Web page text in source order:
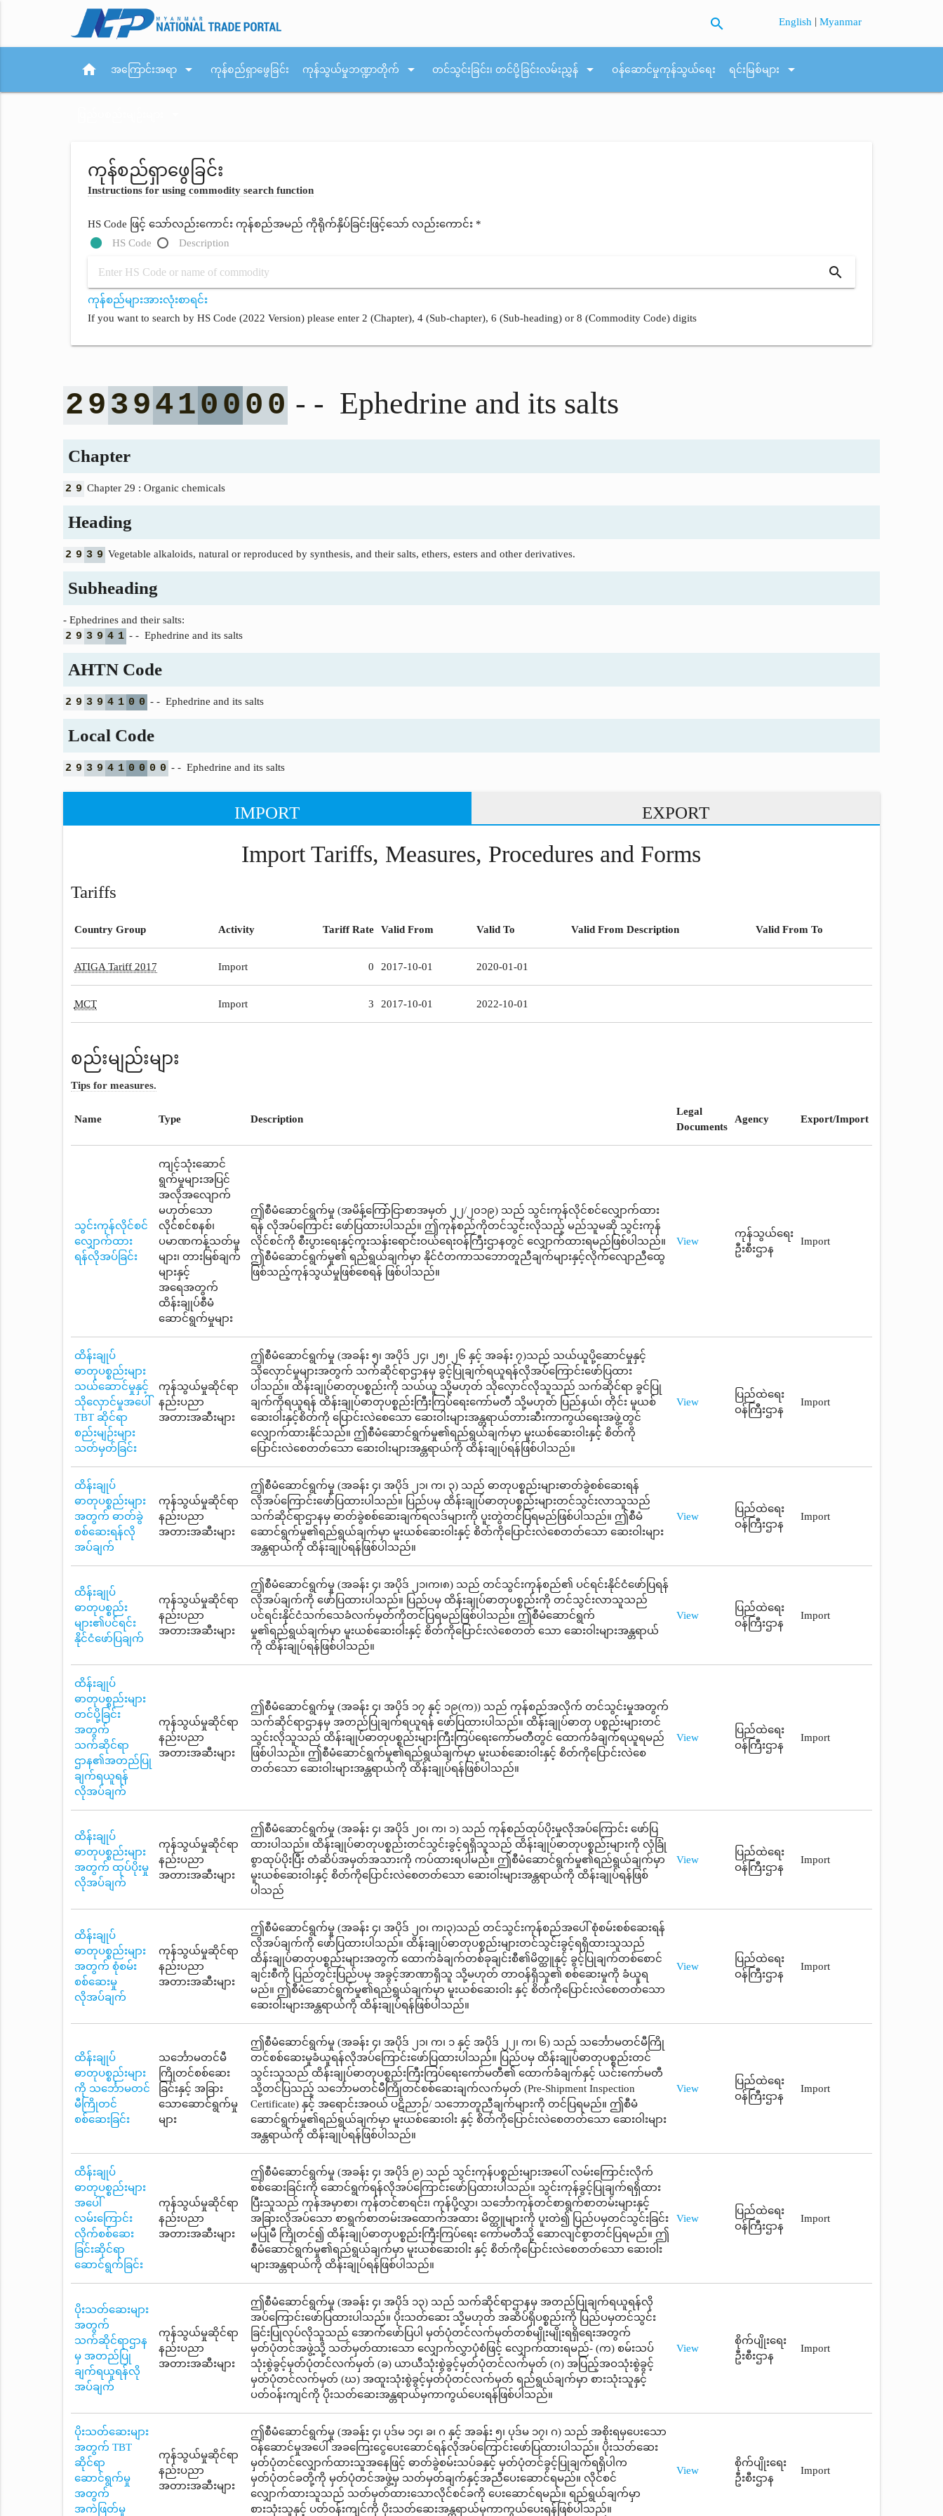
search English |Myanmar
home အကြောင်းအရာ arrow_drop_down ကုန်စည်ရှာဖွေခြင်း ကုန်သွယ်မှုဘဏ္ဍာတိုက် arrow_drop_down တင်သွင်းခြင်း၊ တင်ပို့ခြင်းလမ်းညွှန် arrow_drop_down ဝန်ဆောင်မှုကုန်သွယ်ရေး ရင်းမြစ်များ arrow_drop_down
ကုန်စည်ရှာဖွေခြင်း
Instructions for using commodity search function
HS Code ဖြင့် သော်လည်းကောင်း ကုန်စည်အမည် ကိုရိုက်နှိပ်ခြင်းဖြင့်သော် လည်းကောင်း *
HS Code
Description
search
ကုန်စည်များအားလုံးစာရင်း
If you want to search by HS Code (2022 Version) please enter 2 (Chapter), 4 (Sub-chapter), 6 (Sub-heading) or 8 (Commodity Code) digits
2 9 394 10 0 0 0 - - Ephedrine and its salts
Chapter
2 9 Chapter 29 : Organic chemicals
Heading
2 9 3 9 Vegetable alkaloids, natural or reproduced by synthesis, and their salts, ethers, esters and other derivatives.
Subheading
- Ephedrines and their salts:
2 9 3 9 4 1 - - Ephedrine and its salts
AHTN Code
2 9 3 9 4 1 0 0 - - Ephedrine and its salts
Local Code
2 9 3 9 4 1 0 0 0 0 - - Ephedrine and its salts
IMPORT EXPORT
Import Tariffs, Measures, Procedures and Forms
Tariffs
Country Group Activity Tariff Rate Valid From Valid To Valid From Description Valid From To
ATIGA Tariff 2017 Import 0 2017-10-01 2020-01-01
MCT Import 3 2017-10-01 2022-10-01
စည်းမျည်းများ
Tips for measures.
Name Type Description
Legal
Documents
Agency Export/Import
သွင်းကုန်လိုင်စင်
လျှောက်ထား
ရန်လိုအပ်ခြင်း
ကျင့်သုံးဆောင်
ရွက်မှုများအပြင်
အလိုအလျောက်
မဟုတ်သော
လိုင်စင်စနစ်၊
ပမာဏကန့်သတ်မှု
များ၊ တားမြစ်ချက်
များနှင့်
အရေအတွက်
ထိန်းချုပ်စီမံ
ဆောင်ရွက်မှုများ
ဤစီမံဆောင်ရွက်မှု (အမိန့်ကြော်ငြာစာအမှတ် ၂၂/၂၀၁၉) သည် သွင်းကုန်လိုင်စင်လျှောက်ထား
ရန် လိုအပ်ကြောင်း ဖော်ပြထားပါသည်။ ဤကုန်စည်ကိုတင်သွင်းလိုသည့် မည်သူမဆို သွင်းကုန်
လိုင်စင်ကို စီးပွားရေးနှင့်ကူးသန်းရောင်းဝယ်ရေးဝန်ကြီးဌာနတွင် လျှောက်ထားရမည်ဖြစ်ပါသည်။
ဤစီမံဆောင်ရွက်မှု၏ ရည်ရွယ်ချက်မှာ နိုင်ငံတကာသဘောတူညီချက်များနှင့်လိုက်လျောညီထွေ
ဖြစ်သည့်ကုန်သွယ်မှုဖြစ်စေရန် ဖြစ်ပါသည်။
View
ကုန်သွယ်ရေး
ဦးစီးဌာန
Import
ထိန်းချုပ်
ဓာတုပစ္စည်းများ
သယ်ဆောင်မှုနှင့်
သိုလှောင်မှုအပေါ်
TBT ဆိုင်ရာ
စည်းမျဉ်းများ
သတ်မှတ်ခြင်း
ကုန်သွယ်မှုဆိုင်ရာ
နည်းပညာ
အတားအဆီးများ
ဤစီမံဆောင်ရွက်မှု (အခန်း ၅၊ အပိုဒ် ၂၄၊ ၂၅၊ ၂၆ နှင့် အခန်း ၇)သည် သယ်ယူပို့ဆောင်မှုနှင့်
သိုလှောင်မှုများအတွက် သက်ဆိုင်ရာဌာနမှ ခွင့်ပြုချက်ရယူရန်လိုအပ်ကြောင်းဖော်ပြထား
ပါသည်။ ထိန်းချုပ်ဓာတုပစ္စည်းကို သယ်ယူ သို့မဟုတ် သိုလှောင်လိုသူသည် သက်ဆိုင်ရာ ခွင်ပြု
ချက်ကိုရယူရန် ထိန်းချုပ်ဓာတုပစ္စည်းကြီးကြပ်ရေးကော်မတီ သို့မဟုတ် ပြည်နယ်၊ တိုင်း မူယစ်
ဆေးဝါးနှင့်စိတ်ကို ပြောင်းလဲစေသော ဆေးဝါးများအန္တရာယ်တားဆီးကာကွယ်ရေးအဖွဲ့တွင်
လျှောက်ထားနိုင်သည်။ ဤစီမံဆောင်ရွက်မှု၏ရည်ရွယ်ချက်မှာ မူးယစ်ဆေးဝါးနှင့် စိတ်ကို
ပြောင်းလဲစေတတ်သော ဆေးဝါးများအန္တရာယ်ကို ထိန်းချုပ်ရန်ဖြစ်ပါသည်။
View
ပြည်ထဲရေး
ဝန်ကြီးဌာန
Import
ထိန်းချုပ်
ဓာတုပစ္စည်းများ
အတွက် ဓာတ်ခွဲ
စစ်ဆေးရန်လို
အပ်ချက်
ကုန်သွယ်မှုဆိုင်ရာ
နည်းပညာ
အတားအဆီးများ
ဤစီမံဆောင်ရွက်မှု (အခန်း ၄၊ အပိုဒ် ၂၁၊ က၊ ၃) သည် ဓာတုပစ္စည်းများဓာတ်ခွဲစစ်ဆေးရန်
လိုအပ်ကြောင်းဖော်ပြထားပါသည်။ ပြည်ပမှ ထိန်းချုပ်ဓာတုပစ္စည်းများတင်သွင်းလာသူသည်
သက်ဆိုင်ရာဌာနမှ ဓာတ်ခွဲစစ်ဆေးချက်ရလဒ်များကို ပူးတွဲတင်ပြရမည်ဖြစ်ပါသည်။ ဤစီမံ
ဆောင်ရွက်မှု၏ရည်ရွယ်ချက်မှာ မူးယစ်ဆေးဝါးနှင့် စိတ်ကိုပြောင်းလဲစေတတ်သော ဆေးဝါးများ
အန္တရာယ်ကို ထိန်းချုပ်ရန်ဖြစ်ပါသည်။
View
ပြည်ထဲရေး
ဝန်ကြီးဌာန
Import
ထိန်းချုပ်
ဓာတုပစ္စည်း
များ၏ပင်ရင်း
နိုင်ငံဖော်ပြချက်
ကုန်သွယ်မှုဆိုင်ရာ
နည်းပညာ
အတားအဆီးများ
ဤစီမံဆောင်ရွက်မှု (အခန်း ၄၊ အပိုဒ် ၂၁၊က၊၈) သည် တင်သွင်းကုန်စည်၏ ပင်ရင်းနိုင်ငံဖော်ပြရန်
လိုအပ်ချက်ကို ဖော်ပြထားပါသည်။ ပြည်ပမှ ထိန်းချုပ်ဓာတုပစ္စည်းကို တင်သွင်းလာသူသည်
ပင်ရင်းနိုင်ငံသက်သေခံလက်မှတ်ကိုတင်ပြရမည်ဖြစ်ပါသည်။ ဤစီမံဆောင်ရွက်
မှု၏ရည်ရွယ်ချက်မှာ မူးယစ်ဆေးဝါးနှင့် စိတ်ကိုပြောင်းလဲစေတတ် သော ဆေးဝါးများအန္တရာယ်
ကို ထိန်းချုပ်ရန်ဖြစ်ပါသည်။
View
ပြည်ထဲရေး
ဝန်ကြီးဌာန
Import
ထိန်းချုပ်
ဓာတုပစ္စည်းများ
တင်ပို့ခြင်း
အတွက်
သက်ဆိုင်ရာ
ဌာန၏အတည်ပြု
ချက်ရယူရန်
လိုအပ်ချက်
ကုန်သွယ်မှုဆိုင်ရာ
နည်းပညာ
အတားအဆီးများ
ဤစီမံဆောင်ရွက်မှု (အခန်း ၄၊ အပိုဒ် ၁၇ နှင့် ၁၉(က)) သည် ကုန်စည်အလိုက် တင်သွင်းမှုအတွက်
သက်ဆိုင်ရာဌာနမှ အတည်ပြုချက်ရယူရန် ဖော်ပြထားပါသည်။ ထိန်းချုပ်ဓာတု ပစ္စည်းများတင်
သွင်းလိုသူသည် ထိန်းချုပ်ဓာတုပစ္စည်းများကြီးကြပ်ရေးကော်မတီတွင် ထောက်ခံချက်ရယူရမည်
ဖြစ်ပါသည်။ ဤစီမံဆောင်ရွက်မှု၏ရည်ရွယ်ချက်မှာ မူးယစ်ဆေးဝါးနှင့် စိတ်ကိုပြောင်းလဲစေ
တတ်သော ဆေးဝါးများအန္တရာယ်ကို ထိန်းချုပ်ရန်ဖြစ်ပါသည်။
View
ပြည်ထဲရေး
ဝန်ကြီးဌာန
Import
ထိန်းချုပ်
ဓာတုပစ္စည်းများ
အတွက် ထုပ်ပိုးမှု
လိုအပ်ချက်
ကုန်သွယ်မှုဆိုင်ရာ
နည်းပညာ
အတားအဆီးများ
ဤစီမံဆောင်ရွက်မှု (အခန်း ၄၊ အပိုဒ် ၂၀၊ က၊ ၁) သည် ကုန်စည်ထုပ်ပိုးမှုလိုအပ်ကြောင်း ဖော်ပြ
ထားပါသည်။ ထိန်းချုပ်ဓာတုပစ္စည်းတင်သွင်းခွင့်ရရှိသူသည် ထိန်းချုပ်ဓာတုပစ္စည်းများကို လုံခြုံ
စွာထုပ်ပိုးပြီး တံဆိပ်အမှတ်အသားကို ကပ်ထားရပါမည်။ ဤစီမံဆောင်ရွက်မှု၏ရည်ရွယ်ချက်မှာ
မူးယစ်ဆေးဝါးနှင့် စိတ်ကိုပြောင်းလဲစေတတ်သော ဆေးဝါးများအန္တရာယ်ကို ထိန်းချုပ်ရန်ဖြစ်
ပါသည်
View
ပြည်ထဲရေး
ဝန်ကြီးဌာန
Import
ထိန်းချုပ်
ဓာတုပစ္စည်းများ
အတွက် စုံစမ်း
စစ်ဆေးမှု
လိုအပ်ချက်
ကုန်သွယ်မှုဆိုင်ရာ
နည်းပညာ
အတားအဆီးများ
ဤစီမံဆောင်ရွက်မှု (အခန်း ၄၊ အပိုဒ် ၂၀၊ က၊၃)သည် တင်သွင်းကုန်စည်အပေါ် စုံစမ်းစစ်ဆေးရန်
လိုအပ်ချက်ကို ဖော်ပြထားပါသည်။ ထိန်းချုပ်ဓာတုပစ္စည်းများတင်သွင်းခွင့်ရရှိထားသူသည်
ထိန်းချုပ်ဓာတုပစ္စည်းများအတွက် ထောက်ခံချက်တစ်ခုချင်းစီ၏မိတ္ထူနှင့် ခွင့်ပြုချက်တစ်စောင်
ချင်းစီကို ပြည်တွင်းပြည်ပမှ အခွင့်အာဏာရှိသူ သို့မဟုတ် တာဝန်ရှိသူ၏ စစ်ဆေးမှုကို ခံယူရ
မည်။ ဤစီမံဆောင်ရွက်မှု၏ရည်ရွယ်ချက်မှာ မူးယစ်ဆေးဝါး နှင့် စိတ်ကိုပြောင်းလဲစေတတ်သော
ဆေးဝါးများအန္တရာယ်ကို ထိန်းချုပ်ရန်ဖြစ်ပါသည်။
View
ပြည်ထဲရေး
ဝန်ကြီးဌာန
Import
ထိန်းချုပ်
ဓာတုပစ္စည်းများ
ကို သင်္ဘောမတင်
မီကြိုတင်
စစ်ဆေးခြင်း
သင်္ဘောမတင်မီ
ကြိုတင်စစ်ဆေး
ခြင်းနှင့် အခြား
သောဆောင်ရွက်မှု
များ
ဤစီမံဆောင်ရွက်မှု (အခန်း ၄၊ အပိုဒ် ၂၁၊ က၊ ၁ နှင့် အပိုဒ် ၂၂၊ က၊ ၆) သည် သင်္ဘောမတင်မီကြို
တင်စစ်ဆေးမှုခံယူရန်လိုအပ်ကြောင်းဖော်ပြထားပါသည်။ ပြည်ပမှ ထိန်းချုပ်ဓာတုပစ္စည်းတင်
သွင်းသူသည် ထိန်းချုပ်ဓာတုပစ္စည်းကြီးကြပ်ရေးကော်မတီ၏ ထောက်ခံချက်နှင့် ယင်းကော်မတီ
သို့တင်ပြသည့် သင်္ဘောမတင်မီကြိုတင်စစ်ဆေးချက်လက်မှတ် (Pre-Shipment Inspection
Certificate) နှင့် အရောင်းအဝယ် ပဋိညာဉ်/ သဘောတူညီချက်များကို တင်ပြရမည်။ ဤစီမံ
ဆောင်ရွက်မှု၏ရည်ရွယ်ချက်မှာ မူးယစ်ဆေးဝါး နှင့် စိတ်ကိုပြောင်းလဲစေတတ်သော ဆေးဝါးများ
အန္တရာယ်ကို ထိန်းချုပ်ရန်ဖြစ်ပါသည်။
View
ပြည်ထဲရေး
ဝန်ကြီးဌာန
Import
ထိန်းချုပ်
ဓာတုပစ္စည်းများ
အပေါ်
လမ်းကြောင်း
လိုက်စစ်ဆေး
ခြင်းဆိုင်ရာ
ဆောင်ရွက်ခြင်း
ကုန်သွယ်မှုဆိုင်ရာ
နည်းပညာ
အတားအဆီးများ
ဤစီမံဆောင်ရွက်မှု (အခန်း ၄၊ အပိုဒ် ၉) သည် သွင်းကုန်ပစ္စည်းများအပေါ် လမ်းကြောင်းလိုက်
စစ်ဆေးခြင်းကို ဆောင်ရွက်ရန်လိုအပ်ကြောင်းဖော်ပြထားပါသည်။ သွင်းကုန်ခွင့်ပြုချက်ရရှိထား
ပြီးသူသည် ကုန်အမှာစာ၊ ကုန်တင်စာရင်း၊ ကုန်ပို့လွှာ၊ သင်္ဘောကုန်တင်စာရွက်စာတမ်းများနှင့်
အခြားလိုအပ်သော စာရွက်စာတမ်းအထောက်အထား မိတ္ထူများကို ပူးတဲ၍ ပြည်ပမှတင်သွင်းခြင်း
မပြုမီ ကြိုတင်၍ ထိန်းချုပ်ဓာတုပစ္စည်းကြီးကြပ်ရေး ကော်မတီသို့ ဆောလျင်စွာတင်ပြရမည်။ ဤ
စီမံဆောင်ရွက်မှု၏ရည်ရွယ်ချက်မှာ မူးယစ်ဆေးဝါး နှင့် စိတ်ကိုပြောင်းလဲစေတတ်သော ဆေးဝါး
များအန္တရာယ်ကို ထိန်းချုပ်ရန်ဖြစ်ပါသည်။
View
ပြည်ထဲရေး
ဝန်ကြီးဌာန
Import
ပိုးသတ်ဆေးများ
အတွက်
သက်ဆိုင်ရာဌာန
မှ အတည်ပြု
ချက်ရယူရန်လို
အပ်ချက်
ကုန်သွယ်မှုဆိုင်ရာ
နည်းပညာ
အတားအဆီးများ
ဤစီမံဆောင်ရွက်မှု (အခန်း ၄၊ အပိုဒ် ၁၃) သည် သက်ဆိုင်ရာဌာနမှ အတည်ပြုချက်ရယူရန်လို
အပ်ကြောင်းဖော်ပြထားပါသည်။ ပိုးသတ်ဆေး သို့မဟုတ် အဆိပ်ရှိပစ္စည်းကို ပြည်ပမှတင်သွင်း
ခြင်းပြုလုပ်လိုသူသည် အောက်ဖော်ပြပါ မှတ်ပုံတင်လက်မှတ်တစ်မျိုးမျိုးရရှိရေးအတွက်
မှတ်ပုံတင်အဖွဲ့သို့ သတ်မှတ်ထားသော လျှောက်လွှာပုံစံဖြင့် လျှောက်ထားရမည်- (က) စမ်းသပ်
သုံးစွဲခွင့်မှတ်ပုံတင်လက်မှတ် (ခ) ယာယီသုံးစွဲခွင့်မှတ်ပုံတင်လက်မှတ် (ဂ) အပြည့်အဝသုံးစွဲခွင့်
မှတ်ပုံတင်လက်မှတ် (ဃ) အထူးသုံးစွဲခွင့်မှတ်ပုံတင်လက်မှတ် ရည်ရွယ်ချက်မှာ စားသုံးသူနှင့်
ပတ်ဝန်းကျင်ကို ပိုးသတ်ဆေးအန္တရာယ်မှကာကွယ်ပေးရန်ဖြစ်ပါသည်။
View
စိုက်ပျိုးရေး
ဦးစီးဌာန
Import
ပိုးသတ်ဆေးများ
အတွက် TBT
ဆိုင်ရာ
ဆောင်ရွက်မှု
အတွက်
အကဲဖြတ်မှု
ကုန်သွယ်မှုဆိုင်ရာ
နည်းပညာ
အတားအဆီးများ
ဤစီမံဆောင်ရွက်မှု (အခန်း ၄၊ ပုဒ်မ ၁၄၊ ခ၊ ဂ နှင့် အခန်း ၅၊ ပုဒ်မ ၁၇၊ ဂ) သည် အစိုးရမှပေးသော
ဝန်ဆောင်မှုအပေါ် အခကြေးငွေပေးဆောင်ရန်လိုအပ်ကြောင်းဖော်ပြထားပါသည်။ ပိုးသတ်ဆေး
မှတ်ပုံတင်လျှောက်ထားသူအနေဖြင့် ဓာတ်ခွဲစမ်းသပ်ခနှင့် မှတ်ပုံတင်ခွင့်ပြုချက်ရရှိပါက
မှတ်ပုံတင်ခတို့ကို မှတ်ပုံတင်အဖွဲ့မှ သတ်မှတ်ချက်နှင့်အညီပေးဆောင်ရမည်။ လိုင်စင်
လျှောက်ထားသူသည် သတ်မှတ်ထားသောလိုင်စင်ခကို ပေးဆောင်ရမည်။ ရည်ရွယ်ချက်မှာ
စားသုံးသူနှင့် ပတ်ဝန်းကျင်ကို ပိုးသတ်ဆေးအန္တရာယ်မှကာကွယ်ပေးရန်ဖြစ်ပါသည်။
View
စိုက်ပျိုးရေး
ဦးစီးဌာန
Import